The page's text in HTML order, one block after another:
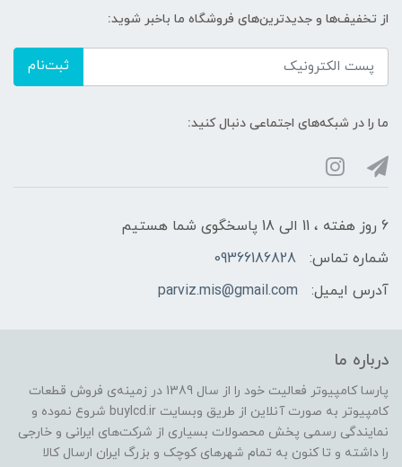
از تخفیف‌ها و جدیدترین‌های فروشگاه ما باخبر شوید:
ثبت‌نام
ما را در شبکه‌های اجتماعی دنبال کنید:
6 روز هفته ، 11 الی 18 پاسخگوی شما هستیم
شماره تماس:
09366186828
آدرس ایمیل:
parviz.mis@gmail.com
درباره ما
پارسا کامپیوتر فعالیت خود را از سال 1389 در زمینه‌ی فروش قطعات
کامپیوتر به صورت آنلاین از طریق وبسایت buylcd.ir شروع نموده و
نمایندگی رسمی پخش محصولات بسیاری از شرکت‌های ایرانی و خارجی
را داشته و تا کنون به تمام شهرهای کوچک و بزرگ ایران ارسال کالا